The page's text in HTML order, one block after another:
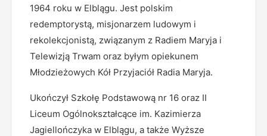
1964 roku w Elblągu. Jest polskim
redemptorystą, misjonarzem ludowym i
rekolekcjonistą, związanym z Radiem Maryja i
Telewizją Trwam oraz byłym opiekunem
Młodzieżowych Kół Przyjaciół Radia Maryja.
Ukończył Szkołę Podstawową nr 16 oraz II
Liceum Ogólnokształcące im. Kazimierza
Jagiellończyka w Elblągu, a także Wyższe